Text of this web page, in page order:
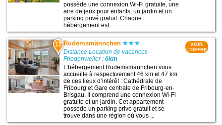
possède une connexion Wi-Fi gratuite, une
aire de jeux pour enfants, un jardin et un
parking privé gratuit. Chaque
hébergement est ...
12 Rudemsmännchen
Distance Location de vacances-
Friedenweiler :6km
L’hébergement Rudemsmännchen vous
accueille à respectivement 46 km et 47 km
de ces lieux d’intérêt : Cathédrale de
Fribourg et Gare centrale de Fribourg-en-
Brisgau. Il comprend une connexion Wi-Fi
gratuite et un jardin. Cet appartement
possède un parking privé gratuit et se
trouve dans une région où vous ...
VOIR
L'OFFRE